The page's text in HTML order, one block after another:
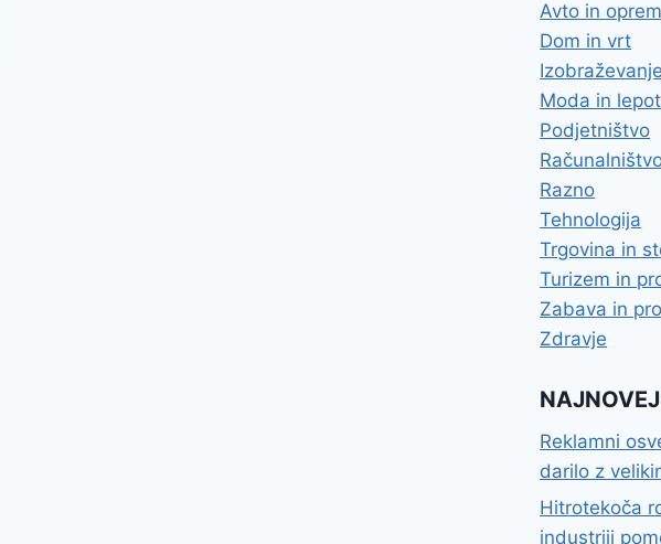
Avto in
Dom in vrt
Izobraževanje
Moda in
Podjetništvo
Razno
Tehnologija
Trgovina in
Turizem in
Zabava in
Zdravje
Reklamni
darilo z
Hitrotekoča
industriji